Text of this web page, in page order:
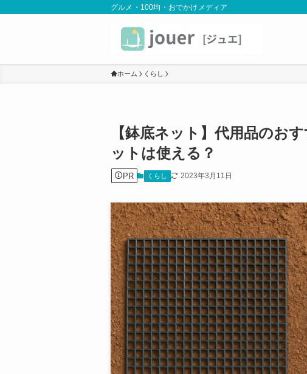
グルメ・100均・おでかけメディア
ホーム くらし
【鉢底ネット】代用品のお
ットは使える？
PR くらし 2023年3月11日